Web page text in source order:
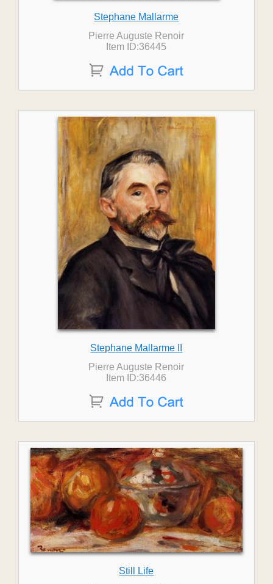
Stephane Mallarme
Pierre Auguste Renoir
Item ID:36445
Stephane Mallarme II
Pierre Auguste Renoir
Item ID:36446
Still Life